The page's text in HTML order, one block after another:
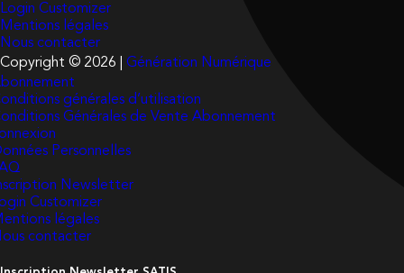
Login Customizer
Mentions légales
Nous contacter
Copyright © 2026 | Génération Numérique
générales d’utilisation
Générales de Vente Abonnement
Personnelles
Newsletter
Customizer
légales
contacter